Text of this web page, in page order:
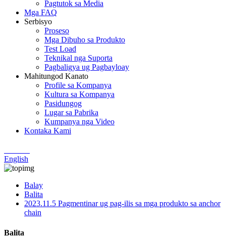
Pagtutok sa Media
Mga FAQ
Serbisyo
Proseso
Mga Dibuho sa Produkto
Test Load
Teknikal nga Suporta
Pagbaligya ug Pagbayloay
Mahitungod Kanato
Profile sa Kompanya
Kultura sa Kompanya
Pasidungog
Lugar sa Pabrika
Kumpanya nga Video
Kontaka Kami
English
Balay
Balita
2023.11.5 Pagmentinar ug pag-ilis sa mga produkto sa anchor
chain
Balita